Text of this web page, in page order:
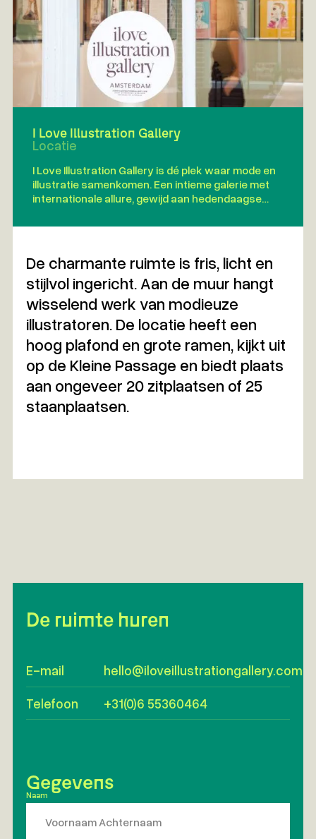
De charmante ruimte is fris, licht en
stijlvol ingericht. Aan de muur hangt
wisselend werk van modieuze
illustratoren. De locatie heeft een
hoog plafond en grote ramen, kijkt uit
op de Kleine Passage en biedt plaats
aan ongeveer 20 zitplaatsen of 25
staanplaatsen.
I Love Illustration Gallery
Locatie
I Love Illustration Gallery is dé plek waar mode en
illustratie samenkomen. Een intieme galerie met
internationale allure, gewijd aan hedendaagse
De ruimte huren
E-mail hello@iloveillustrationgallery.com
Telefoon +31(0)6 55360464
Gegevens
Naam *